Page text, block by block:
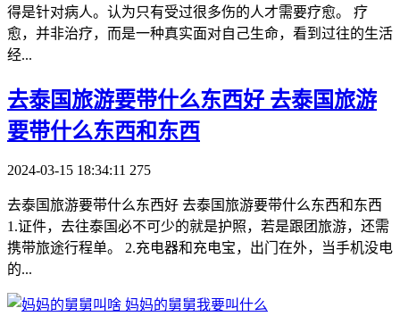
得是针对病人。认为只有受过很多伤的人才需要疗愈。 疗
愈，并非治疗，而是一种真实面对自己生命，看到过往的生活
经...
​去泰国旅游要带什么东西好 去泰国旅游
要带什么东西和东西
2024-03-15 18:34:11 275
去泰国旅游要带什么东西好 去泰国旅游要带什么东西和东西
1.证件，去往泰国必不可少的就是护照，若是跟团旅游，还需
携带旅途行程单。 2.充电器和充电宝，出门在外，当手机没电
的...